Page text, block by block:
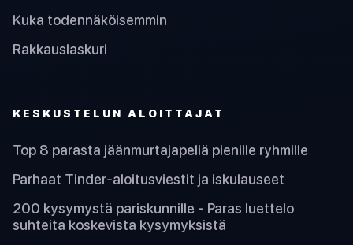
Kuka todennäköisemmin
Rakkauslaskuri
KESKUSTELUN ALOITTAJAT
Top 8 parasta jäänmurtajapeliä pienille ryhmille
Parhaat Tinder-aloitusviestit ja iskulauseet
200 kysymystä pariskunnille - Paras luettelo
suhteita koskevista kysymyksistä